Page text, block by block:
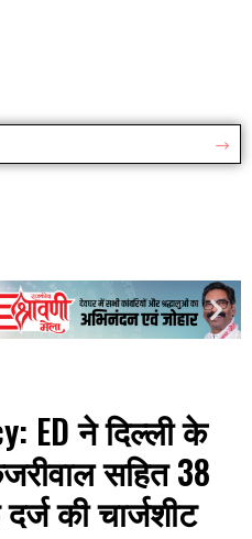
ED ने दिल्ली के
सहित 38
की चार्जशीट